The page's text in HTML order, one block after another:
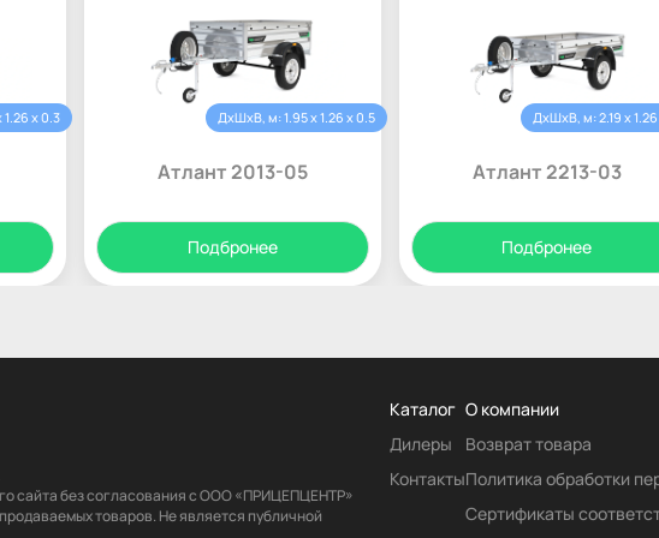
x 0.3 ДхШхВ, м: 1.95 x 1.26 x 0.5
Атлант 2013-05
Подбронее
ДхШхВ, м: 2.19 x
Атлант 2213-03
Подбронее
сайта без согласования с ООО «ПРИЦЕПЦЕНТР»
товаров. Не является публичной
Каталог
Дилеры
Контакты
О компании
Возврат товара
Политика обработки
Сертификаты